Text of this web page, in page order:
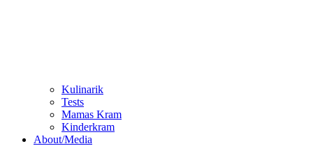
Kulinarik
Tests
Mamas Kram
Kinderkram
About/Media